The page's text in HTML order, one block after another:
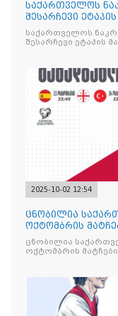
საქართველოს
შესარჩევი
საქართველოს
შესარჩევი ეტაპის
2025-10-02 12:54
ცნობილია
ოქტომბრის
ცნობილია
ოქტომბრის